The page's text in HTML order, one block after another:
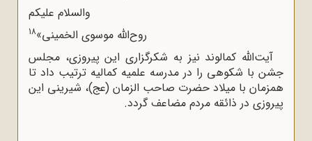
والسلام علیکم
روح‌الله موسوی الخمینی»18
آیت‌الله کمالوند نیز به شکرگزاری این پیروزی، مجلس
جشن با شکوهی را در مدرسه علمیه کمالیه ترتیب داد تا
همزمان با میلاد حضرت صاحب الزمان (عج)، شیرینی این
پیروزی در ذائقه مردم مضاعف گردد.